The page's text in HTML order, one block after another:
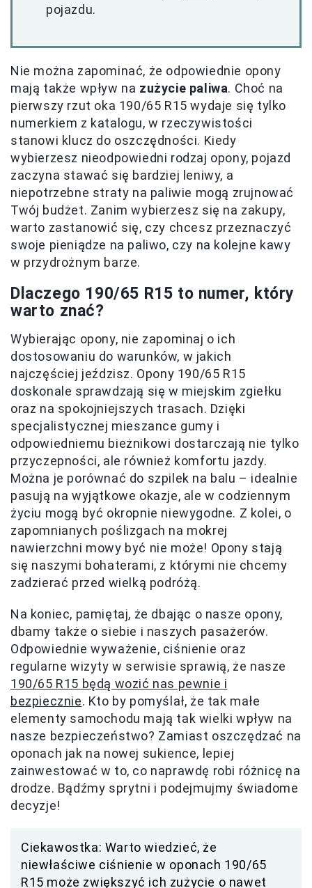
pojazdu.
Nie można zapominać, że odpowiednie opony
mają także wpływ na zużycie paliwa. Choć na
pierwszy rzut oka 190/65 R15 wydaje się tylko
numerkiem z katalogu, w rzeczywistości
stanowi klucz do oszczędności. Kiedy
wybierzesz nieodpowiedni rodzaj opony, pojazd
zaczyna stawać się bardziej leniwy, a
niepotrzebne straty na paliwie mogą zrujnować
Twój budżet. Zanim wybierzesz się na zakupy,
warto zastanowić się, czy chcesz przeznaczyć
swoje pieniądze na paliwo, czy na kolejne kawy
w przydrożnym barze.
Dlaczego 190/65 R15 to numer, który
warto znać?
Wybierając opony, nie zapominaj o ich
dostosowaniu do warunków, w jakich
najczęściej jeździsz. Opony 190/65 R15
doskonale sprawdzają się w miejskim zgiełku
oraz na spokojniejszych trasach. Dzięki
specjalistycznej mieszance gumy i
odpowiedniemu bieżnikowi dostarczają nie tylko
przyczepności, ale również komfortu jazdy.
Można je porównać do szpilek na balu – idealnie
pasują na wyjątkowe okazje, ale w codziennym
życiu mogą być okropnie niewygodne. Z kolei, o
zapomnianych poślizgach na mokrej
nawierzchni mowy być nie może! Opony stają
się naszymi bohaterami, z którymi nie chcemy
zadzierać przed wielką podróżą.
Na koniec, pamiętaj, że dbając o nasze opony,
dbamy także o siebie i naszych pasażerów.
Odpowiednie wyważenie, ciśnienie oraz
regularne wizyty w serwisie sprawią, że nasze
190/65 R15 będą wozić nas pewnie i
bezpiecznie. Kto by pomyślał, że tak małe
elementy samochodu mają tak wielki wpływ na
nasze bezpieczeństwo? Zamiast oszczędzać na
oponach jak na nowej sukience, lepiej
zainwestować w to, co naprawdę robi różnicę na
drodze. Bądźmy sprytni i podejmujmy świadome
decyzje!
Ciekawostka: Warto wiedzieć, że
niewłaściwe ciśnienie w oponach 190/65
R15 może zwiększyć ich zużycie o nawet